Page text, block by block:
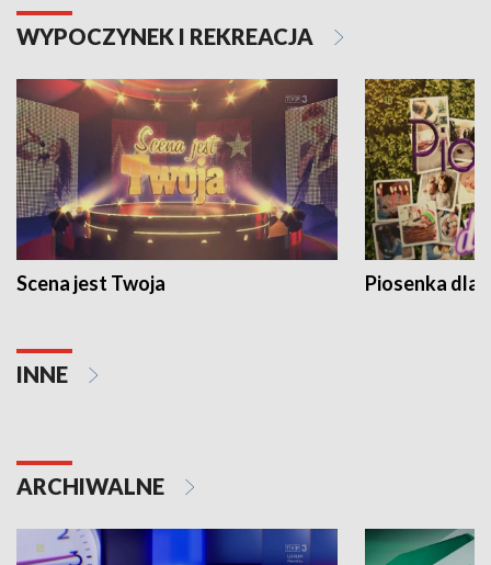
WYPOCZYNEK I REKREACJA
Scena jest Twoja Piosenka dla
INNE
ARCHIWALNE